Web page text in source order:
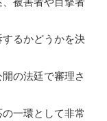
るかどうかを決
の法廷で審理さ
一環として非常